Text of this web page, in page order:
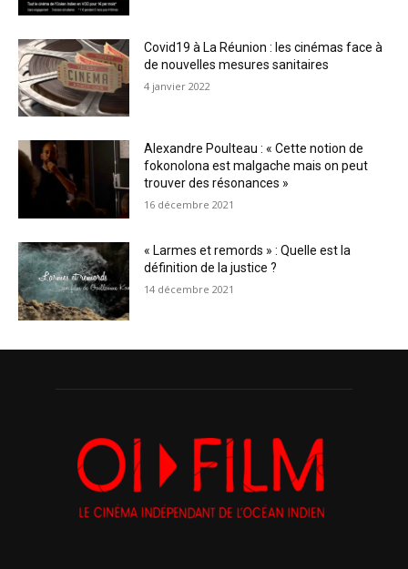
Covid19 à La Réunion : les cinémas face à
de nouvelles mesures sanitaires
4 janvier 2022
Alexandre Poulteau : « Cette notion de
fokonolona est malgache mais on peut
trouver des résonances »
16 décembre 2021
« Larmes et remords » : Quelle est la
définition de la justice ?
14 décembre 2021